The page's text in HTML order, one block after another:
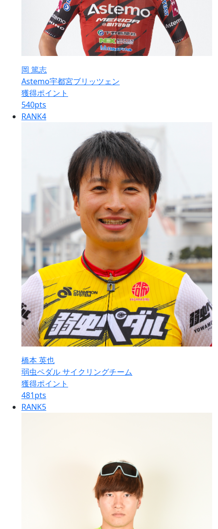
岡 篤志
Astemo宇都宮ブリッツェン
獲得ポイント
540pts
RANK4
橋本 英也
弱虫ペダル サイクリングチーム
獲得ポイント
481pts
RANK5